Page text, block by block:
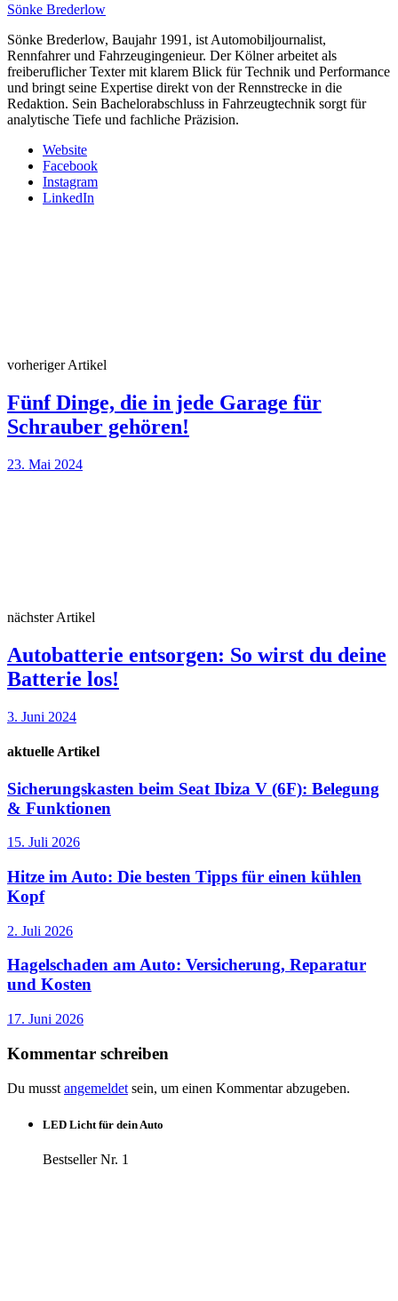
Sönke Brederlow
Sönke Brederlow, Baujahr 1991, ist Automobiljournalist,
Rennfahrer und Fahrzeugingenieur. Der Kölner arbeitet als
freiberuflicher Texter mit klarem Blick für Technik und Performance
und bringt seine Expertise direkt von der Rennstrecke in die
Redaktion. Sein Bachelorabschluss in Fahrzeugtechnik sorgt für
analytische Tiefe und fachliche Präzision.
Website
Facebook
Instagram
LinkedIn
vorheriger Artikel
Fünf Dinge, die in jede Garage für
Schrauber gehören!
23. Mai 2024
nächster Artikel
Autobatterie entsorgen: So wirst du deine
Batterie los!
3. Juni 2024
aktuelle Artikel
Sicherungskasten beim Seat Ibiza V (6F): Belegung
& Funktionen
15. Juli 2026
Hitze im Auto: Die besten Tipps für einen kühlen
Kopf
2. Juli 2026
Hagelschaden am Auto: Versicherung, Reparatur
und Kosten
17. Juni 2026
Kommentar schreiben
Du musst angemeldet sein, um einen Kommentar abzugeben.
LED Licht für dein Auto
Bestseller Nr. 1